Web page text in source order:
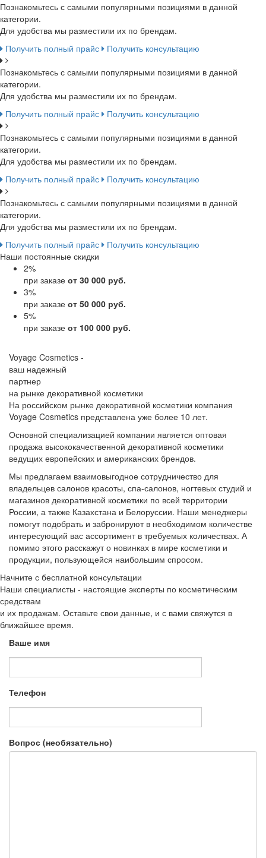
Познакомьтесь с самыми популярными позициями в данной
категории.
Для удобства мы разместили их по брендам.
Получить полный прайс
Получить консультацию
Познакомьтесь с самыми популярными позициями в данной
категории.
Для удобства мы разместили их по брендам.
Получить полный прайс
Получить консультацию
Познакомьтесь с самыми популярными позициями в данной
категории.
Для удобства мы разместили их по брендам.
Получить полный прайс
Получить консультацию
Познакомьтесь с самыми популярными позициями в данной
категории.
Для удобства мы разместили их по брендам.
Получить полный прайс
Получить консультацию
Наши постоянные скидки
2%
при заказе от 30 000 руб.
3%
при заказе от 50 000 руб.
5%
при заказе от 100 000 руб.
Voyage Cosmetics -
ваш надежный
партнер
на рынке декоративной косметики
На российском рынке декоративной косметики компания
Voyage Cosmetics представлена уже более 10 лет.
Основной специализацией компании является оптовая
продажа высококачественной декоративной косметики
ведущих европейских и американских брендов.
Мы предлагаем взаимовыгодное сотрудничество для
владельцев салонов красоты, спа-салонов, ногтевых студий и
магазинов декоративной косметики по всей территории
России, а также Казахстана и Белоруссии. Наши менеджеры
помогут подобрать и забронируют в необходимом количестве
интересующий вас ассортимент в требуемых количествах. А
помимо этого расскажут о новинках в мире косметики и
продукции, пользующейся наибольшим спросом.
Начните с бесплатной консультации
Наши специалисты - настоящие эксперты по косметическим
средствам
и их продажам. Оставьте свои данные, и с вами свяжутся в
ближайшее время.
Ваше имя
Телефон
Вопрос (необязательно)